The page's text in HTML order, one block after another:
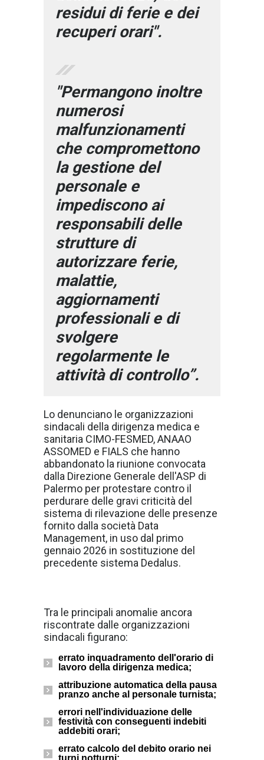
residui di ferie e dei
recuperi orari".
"Permangono inoltre
numerosi
malfunzionamenti
che compromettono
la gestione del
personale e
impediscono ai
responsabili delle
strutture di
autorizzare ferie,
malattie,
aggiornamenti
professionali e di
svolgere
regolarmente le
attività di controllo”.
Lo denunciano le organizzazioni
sindacali della dirigenza medica e
sanitaria CIMO-FESMED, ANAAO
ASSOMED e FIALS che hanno
abbandonato la riunione convocata
dalla Direzione Generale dell'ASP di
Palermo per protestare contro il
perdurare delle gravi criticità del
sistema di rilevazione delle presenze
fornito dalla società Data
Management, in uso dal primo
gennaio 2026 in sostituzione del
precedente sistema Dedalus.
Tra le principali anomalie ancora
riscontrate dalle organizzazioni
sindacali figurano:
errato inquadramento dell'orario di
lavoro della dirigenza medica;
attribuzione automatica della pausa
pranzo anche al personale turnista;
errori nell'individuazione delle
festività con conseguenti indebiti
addebiti orari;
errato calcolo del debito orario nei
turni notturni;